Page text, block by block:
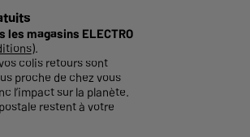
les magasins ELECTRO
).
colis retours sont
proche de chez vous
l’impact sur la planète.
restent à votre